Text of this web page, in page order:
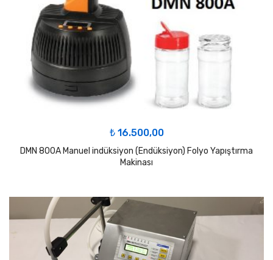
₺16.500,00
DMN 800A Manuel indüksiyon (Endüksiyon) Folyo Yapıştırma
Makinası